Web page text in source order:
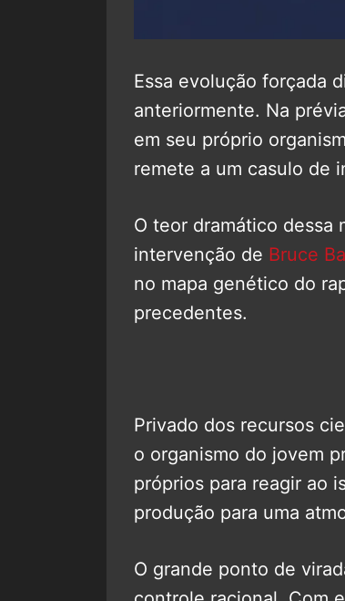
Essa evolução forçada
anteriormente. Na
em seu próprio
remete a um casulo de
O teor dramático dessa
intervenção de Bruce
no mapa genético do
precedentes.
Privado dos recursos
o organismo do jovem
próprios para reagir ao
produção para uma
O grande ponto de